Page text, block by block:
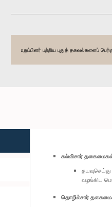
உறுப்பினர் பற்றிய புதுத் தகவல்களைப்
கல்விசார்
வழங்கிய
தொழில்சார்